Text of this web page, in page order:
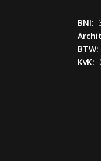
BNI:
BTW:
KvK: